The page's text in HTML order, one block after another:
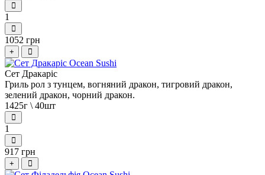
1
1052 грн
+
Сет Дракаріс
Гриль рол з тунцем, вогняний дракон, тигровий дракон,
зелений дракон, чорний дракон.
1425г \ 40шт
1
917 грн
+